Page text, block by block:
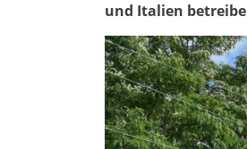
und Italien